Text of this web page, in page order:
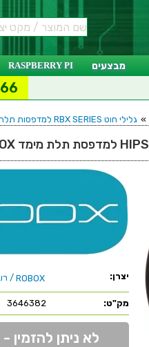
מבצעים RASPBERRY PI
» גלילי חוט RBX SERIES למדפסות תלת מימד - ROBOX
יצרן: ROBOX
/
מק"ט: 3646382
לא ניתן להזמין